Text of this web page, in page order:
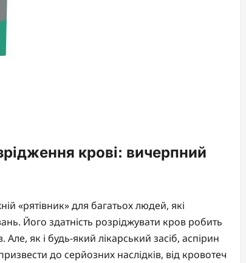
крові: вичерпний
«рятівник» для багатьох людей, які
Його здатність розріджувати кров робить
Але, як і будь-який лікарський засіб, аспірин
до серйозних наслідків, від кровотеч